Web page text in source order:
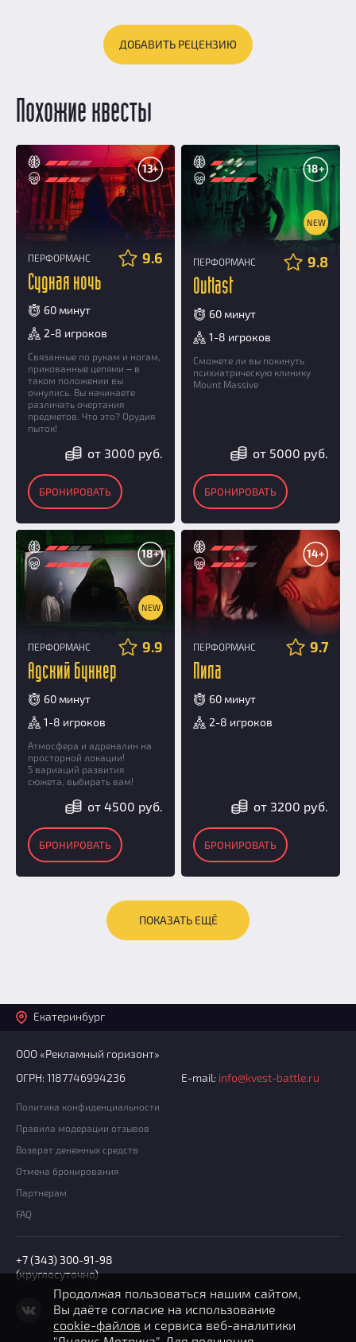
ДОБАВИТЬ РЕЦЕНЗИЮ
Похожие квесты
13+
ПЕРФОРМАНС 9.6
Судная ночь
60 минут
2-8 игроков
Связанные по рукам и ногам,
прикованные цепями ‒ в
таком положении вы
очнулись. Вы начинаете
различать очертания
предметов. Что это? Орудия
пыток!
от 3000 руб.
БРОНИРОВАТЬ
18+
NEW
ПЕРФОРМАНС 9.8
Outlast
60 минут
1-8 игроков
Сможете ли вы покинуть
психиатрическую клинику
Mount Massive
от 5000 руб.
БРОНИРОВАТЬ
18+
NEW
ПЕРФОРМАНС 9.9
Адский бункер
60 минут
1-8 игроков
Атмосфера и адреналин на
просторной локации!
5 вариаций развития
сюжета, выбирать вам!
от 4500 руб.
БРОНИРОВАТЬ
14+
ПЕРФОРМАНС 9.7
Пила
60 минут
2-8 игроков
от 3200 руб.
БРОНИРОВАТЬ
ПОКАЗАТЬ ЕЩЁ
Екатеринбург
ООО «Рекламный горизонт»
ОГРН: 1187746994236
E-mail: info@kvest-battle.ru
Политика конфиденциальности
Правила модерации отзывов
Возврат денежных средств
Отмена бронирования
Партнерам
FAQ
+7 (343) 300-91-98
(круглосуточно)
Продолжая пользоваться нашим сайтом,
Вы даёте согласие на использование
cookie-файлов и сервиса веб-аналитики